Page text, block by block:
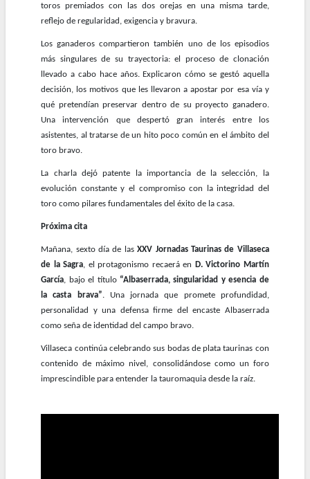
toros premiados con las dos orejas en una misma tarde,
reflejo de regularidad, exigencia y bravura.
Los ganaderos compartieron también uno de los episodios
más singulares de su trayectoria: el proceso de clonación
llevado a cabo hace años. Explicaron cómo se gestó aquella
decisión, los motivos que les llevaron a apostar por esa vía y
qué pretendían preservar dentro de su proyecto ganadero.
Una intervención que despertó gran interés entre los
asistentes, al tratarse de un hito poco común en el ámbito del
toro bravo.
La charla dejó patente la importancia de la selección, la
evolución constante y el compromiso con la integridad del
toro como pilares fundamentales del éxito de la casa.
Próxima cita
Mañana, sexto día de lasXXV Jornadas Taurinas de Villaseca
de la Sagra , el protagonismo recaerá en
D. Victorino Martín
García , bajo el título “Albaserrada, singularidad y esencia de
la casta brava” . Una jornada que promete profundidad,
personalidad y una defensa firme del encaste Albaserrada
como seña de identidad del campo bravo.
Villaseca continúa celebrando sus bodas de plata taurinas con
contenido de máximo nivel, consolidándose como un foro
imprescindible para entender la tauromaquia desde la raíz.